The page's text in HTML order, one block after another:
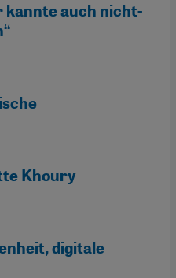
kannte auch nicht-
Khoury
digitale